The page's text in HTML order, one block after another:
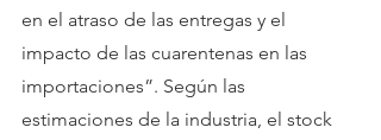
en el atraso de las entregas y el
impacto de las cuarentenas en las
importaciones”. Según las
estimaciones de la industria, el stock